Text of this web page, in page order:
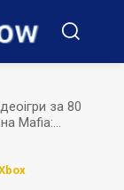
за 80
Mafia:...